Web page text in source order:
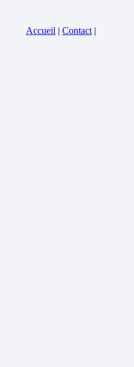
Accueil | Contact |
=
BEL ETE – ΚΑΛΟ